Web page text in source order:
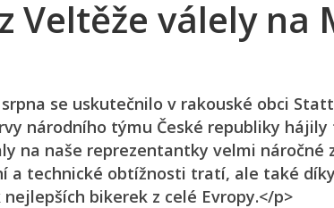
Veltěže válely
srpna se uskutečnilo v rakouské obci
národního týmu České republiky
na naše reprezentantky velmi
a technické obtížnosti tratí, ale také
bikerek z celé Evropy.</p>